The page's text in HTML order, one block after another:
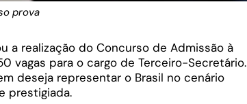
prova
a realização do Concurso de Admissão à
vagas para o cargo de Terceiro-Secretário.
deseja representar o Brasil no cenário
prestigiada.